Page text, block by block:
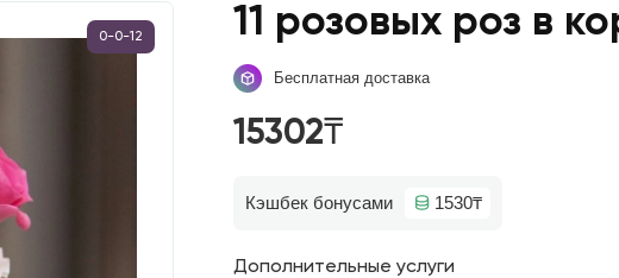
0-0-12 11 розовых роз в
Бесплатная доставка
15302₸
Кэшбек бонусами 1530₸
Дополнительные услуги